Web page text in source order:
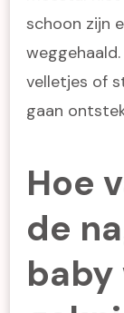
schoon zijn
velletjes of
gaan
Hoe
de
baby